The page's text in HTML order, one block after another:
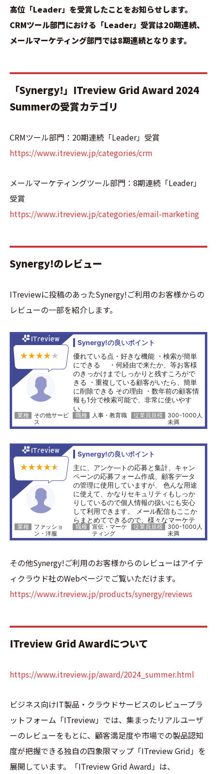
高位「Leader」を受賞したことをお知らせします。
CRMツール部門における「Leader」受賞は20期連続、
メールマーケティング部門では8期連続となります。
「Synergy!」ITreview Grid Award 2024
Summerの受賞カテゴリ
CRMツール部門：20期連続「Leader」受賞
https://www.itreview.jp/categories/crm
メールマーケティングツール部門：8期連続「Leader」
受賞
https://www.itreview.jp/categories/email-marketing
Synergy!のレビュー
ITreviewに投稿のあったSynergy!ご利用のお客様からの
レビューの一部を紹介します。
その他Synergy!ご利用のお客様からのレビューはアイテ
ィクラウド社のWebページでご覧いただけます。
https://www.itreview.jp/products/synergy/reviews
ITreview Grid Awardについて
https://www.itreview.jp/award/2024_summer.html
ビジネス向けIT製品・クラウドサービスのレビュープラ
ットフォーム「ITreview」では、集まったリアルユーザ
ーのレビューをもとに、顧客満足度や市場での製品認知
度が把握できる独自の四象限マップ「ITreview Grid」を
展開しています。「ITreview Grid Award」は、